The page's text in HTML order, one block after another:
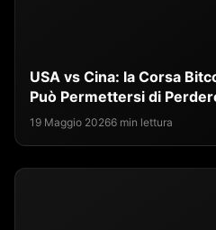
USA vs Cina: la Corsa
Può Permettersi di
19 Maggio 20266 min lettura